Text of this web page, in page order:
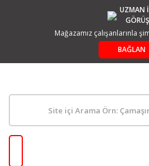
UZMAN
GÖRÜŞ
Mağazamız çalışanlarınla
BAĞLAN